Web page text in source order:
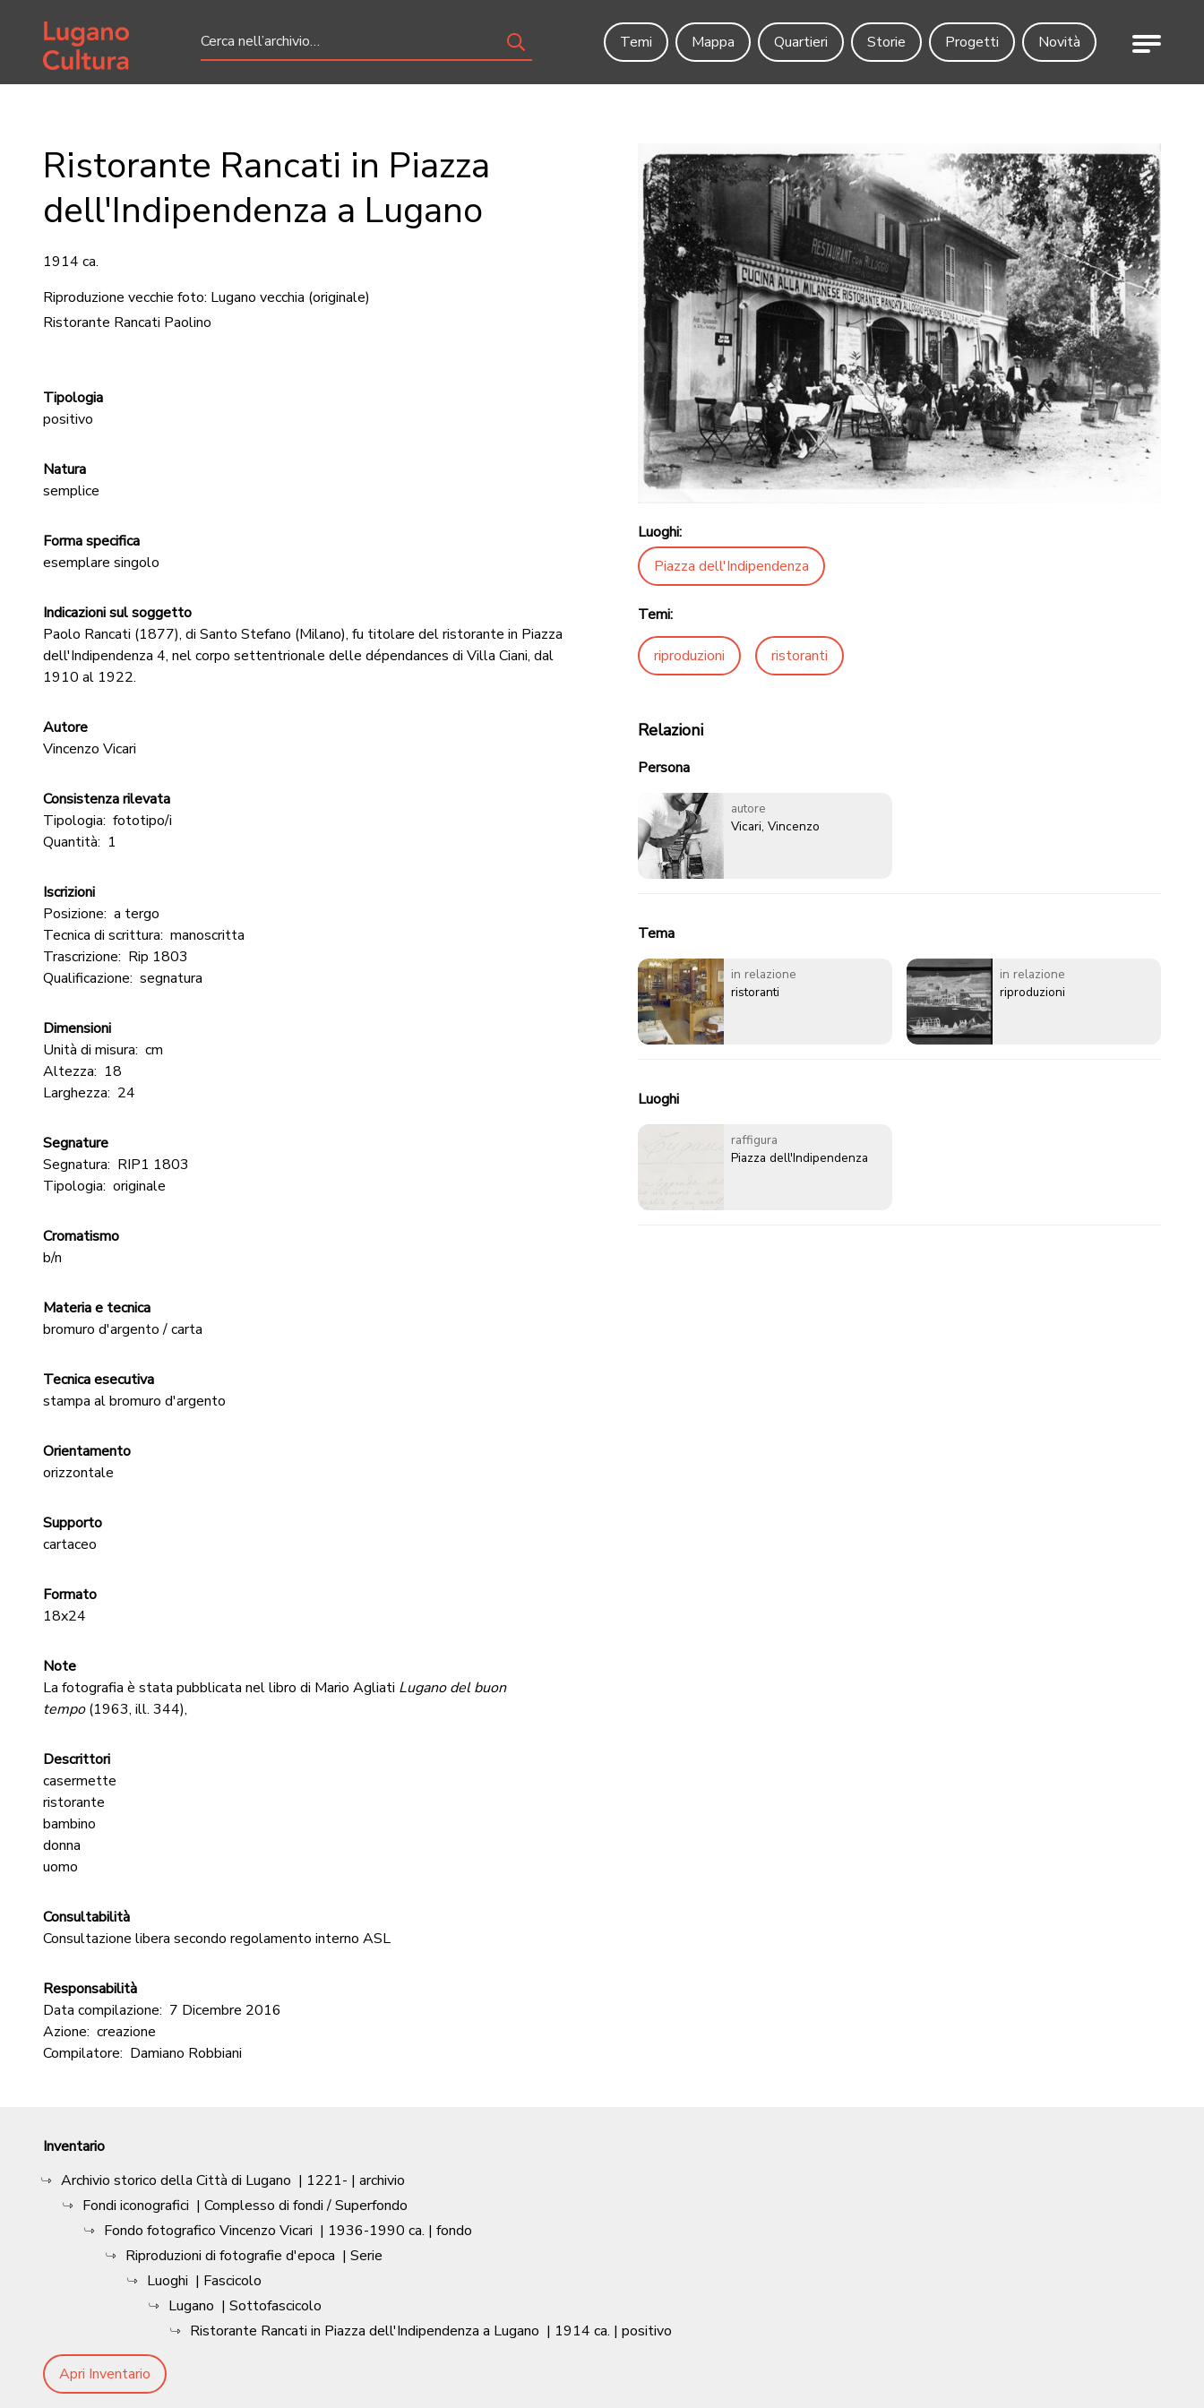
Home page
Temi
Mappa Quartieri Storie Progetti Novità Menu
Ristorante Rancati in Piazza
dell'Indipendenza a Lugano
1914 ca.
Riproduzione vecchie foto: Lugano vecchia (originale)
Ristorante Rancati Paolino
Tipologia
positivo
Natura
semplice
Forma specifica
esemplare singolo
Indicazioni sul soggetto
Paolo Rancati (1877), di Santo Stefano (Milano), fu titolare del ristorante in Piazza
dell'Indipendenza 4, nel corpo settentrionale delle dépendances di Villa Ciani, dal
1910 al 1922.
Autore
Vincenzo Vicari
Consistenza rilevata
Tipologia: fototipo/i
Quantità: 1
Iscrizioni
Posizione: a tergo
Tecnica di scrittura: manoscritta
Trascrizione: Rip 1803
Qualificazione: segnatura
Dimensioni
Unità di misura: cm
Altezza: 18
Larghezza: 24
Segnature
Segnatura: RIP1 1803
Tipologia: originale
Cromatismo
b/n
Materia e tecnica
bromuro d'argento / carta
Tecnica esecutiva
stampa al bromuro d'argento
Orientamento
orizzontale
Supporto
cartaceo
Formato
18x24
Note
La fotografia è stata pubblicata nel libro di Mario Agliati Lugano del buon
tempo(1963, ill. 344),
Descrittori
casermette
ristorante
bambino
donna
uomo
Consultabilità
Consultazione libera secondo regolamento interno ASL
Responsabilità
Data compilazione: 7 Dicembre 2016
Azione: creazione
Compilatore: Damiano Robbiani
Luoghi:
Piazza dell'Indipendenza
Temi:
riproduzioni ristoranti
Relazioni
Persona
autore
Vicari, Vincenzo
Tema
in relazione
ristoranti
in relazione
riproduzioni
Luoghi
raffigura
Piazza dell'Indipendenza
Inventario
Archivio storico della Città di Lugano | 1221- | archivio
Fondi iconografici | Complesso di fondi / Superfondo
Fondo fotografico Vincenzo Vicari | 1936-1990 ca. | fondo
Riproduzioni di fotografie d'epoca | Serie
Luoghi | Fascicolo
Lugano | Sottofascicolo
Ristorante Rancati in Piazza dell'Indipendenza a Lugano | 1914 ca. | positivo
Apri Inventario